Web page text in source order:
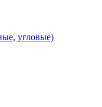
угловые)